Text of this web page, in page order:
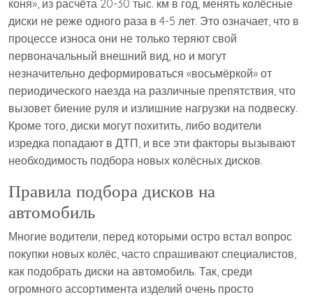
коня», из расчёта 20-30 тыс. км в год, менять колёсные
диски не реже одного раза в 4-5 лет. Это означает, что в
процессе износа они не только теряют свой
первоначальный внешний вид, но и могут
незначительно деформироваться «восьмёркой» от
периодического наезда на различные препятствия, что
вызовет биение руля и излишние нагрузки на подвеску.
Кроме того, диски могут похитить, либо водители
изредка попадают в ДТП, и все эти факторы вызывают
необходимость подбора новых колёсных дисков.
Правила подбора дисков на
автомобиль
Многие водители, перед которыми остро встал вопрос
покупки новых колёс, часто спрашивают специалистов,
как подобрать диски на автомобиль. Так, среди
огромного ассортимента изделий очень просто